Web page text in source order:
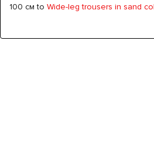
100 см to Wide-leg trousers in sand